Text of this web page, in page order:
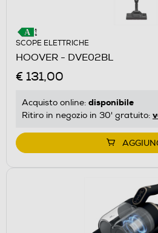
SCOPE ELETTRICHE
HOOVER - DVE02BL
€ 131,00
Acquisto online: disponibile
Ritiro in negozio in 30' gratuito: